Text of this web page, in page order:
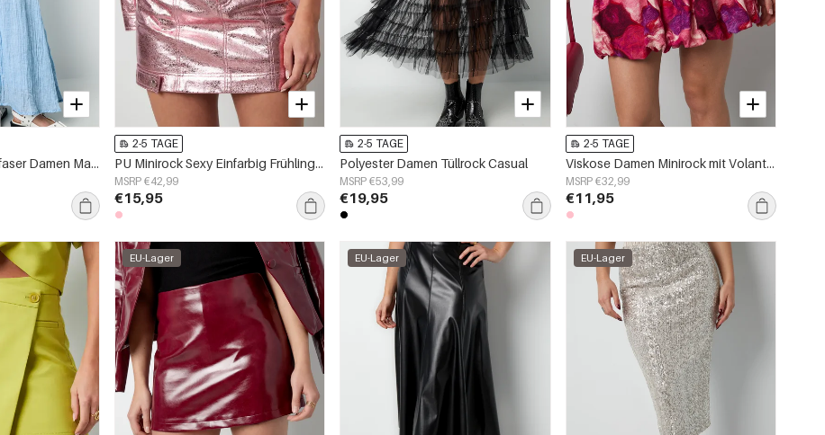
Gewebte Polyesterfaser Damen Maxi Rock Casual Einfarbig
2-5 TAGE
PU Minirock Sexy Einfarbig Frühling/Sommer
MSRP €42,99
€15,95
2-5 TAGE
Polyester Damen Tüllrock Casual
MSRP €53,99
€19,95
2-5 TAGE
Viskose Damen Minirock mit Volant-Design Fuchsia
MSRP €32,99
€11,95
EU-Lager EU-Lager EU-Lager